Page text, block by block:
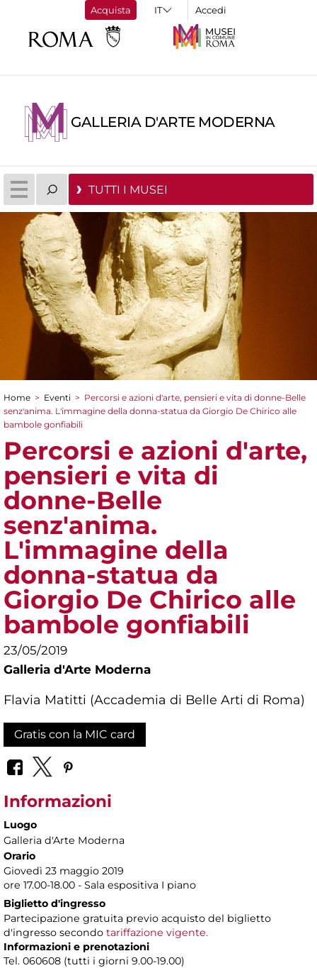
Acquista Accedi
GALLERIA D'ARTE MODERNA
TUTTI I MUSEI
Tu sei qui
Home > Eventi > Percorsi e azioni d'arte, pensieri e vita di donne-Belle
senz'anima. L'immagine della donna-statua da Giorgio De Chirico alle
bambole gonfiabili
Percorsi e azioni d'arte,
pensieri e vita di
donne-Belle
senz'anima.
L'immagine della
donna-statua da
Giorgio De Chirico alle
bambole gonfiabili
23/05/2019
Galleria d'Arte Moderna
Flavia Matitti (Accademia di Belle Arti di Roma)
Gratis con la MIC card
Informazioni
Luogo
Galleria d'Arte Moderna
Orario
Giovedì 23 maggio 2019
ore 17.00-18.00 - Sala espositiva I piano
Biglietto d'ingresso
Partecipazione gratuita previo acquisto del biglietto
d'ingresso secondo tariffazione vigente.
Informazioni e prenotazioni
Tel. 060608 (tutti i giorni 9.00-19.00)